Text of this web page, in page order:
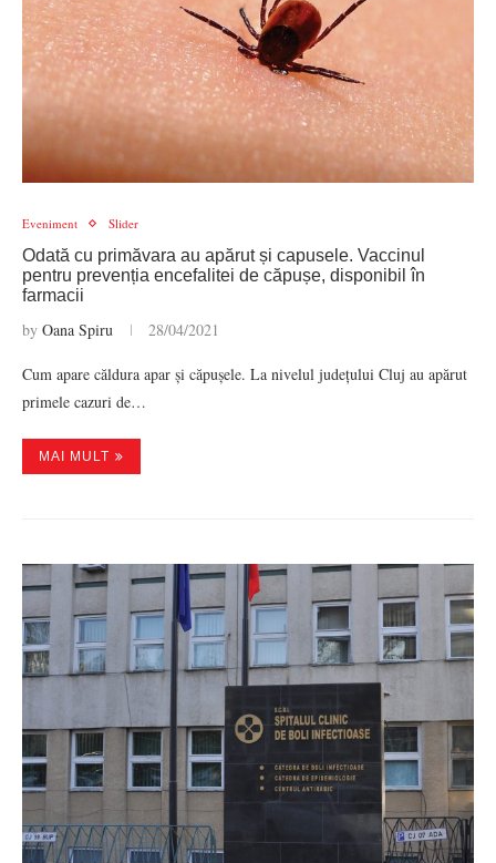
Eveniment Slider
Odată cu primăvara au apărut și capusele. Vaccinul
pentru prevenția encefalitei de căpușe, disponibil în
farmacii
by Oana Spiru 28/04/2021
Cum apare căldura apar și căpușele. La nivelul județului Cluj au apărut
primele cazuri de…
MAI MULT